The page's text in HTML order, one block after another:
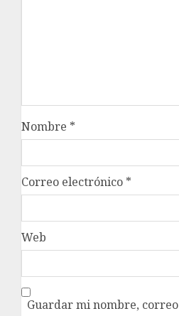
Nombre *
Correo electrónico *
Web
Guardar mi nombre, correo